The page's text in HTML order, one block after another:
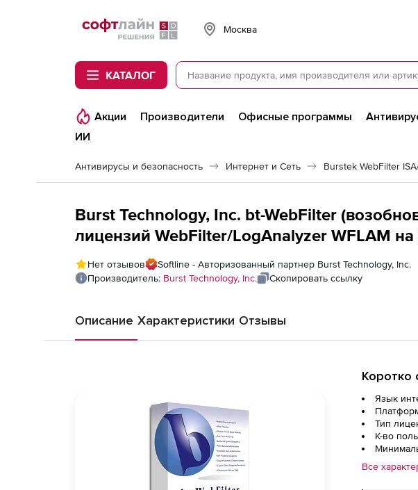
Softline
Москва
КАТАЛОГ
Акции Производители Офисные программы
ИИ
Антивирусы и безопасность Интернет и Сеть Burstek WebFilter
Burst Technology, Inc. bt-WebFilter
лицензий WebFilter/LogAnalyzer WFLAM на
пользователей
Нет отзывов
Softline - Авторизованный партнер Burst Technology, Inc.
Производитель: Burst Technology, Inc. Скопировать ссылку
Описание Характеристики Отзывы
Коротко
Язык
Тип
К-во
Все